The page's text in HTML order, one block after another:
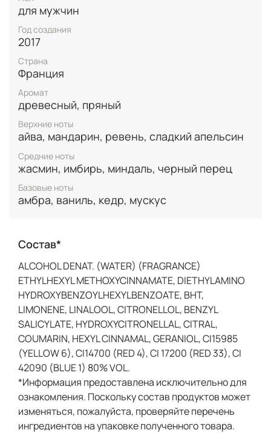
гармоничным и привлекательным круглый год.
для мужчин
Год создания
2017
Страна
Франция
Аромат
древесный, пряный
Верхние ноты
айва, мандарин, ревень, сладкий апельсин
Средние ноты
жасмин, имбирь, миндаль, черный перец
Базовые ноты
амбра, ваниль, кедр, мускус
Состав*
ALCOHOL DENAT. (WATER) (FRAGRANCE)
ETHYLHEXYL METHOXYCINNAMATE, DIETHYLAMINO
HYDROXYBENZOYLHEXYLBENZOATE, BHT,
LIMONENE, LINALOOL, CITRONELLOL, BENZYL
SALICYLATE, HYDROXYCITRONELLAL, CITRAL,
COUMARIN, HEXYL CINNAMAL, GERANIOL, CI15985
(YELLOW 6), CI14700 (RED 4), CI 17200 (RED 33), CI
42090 (BLUE 1) 80% VOL.
*Информация предоставлена исключительно для
ознакомления. Поскольку состав продуктов может
изменяться, пожалуйста, проверяйте перечень
ингредиентов на упаковке полученного товара.